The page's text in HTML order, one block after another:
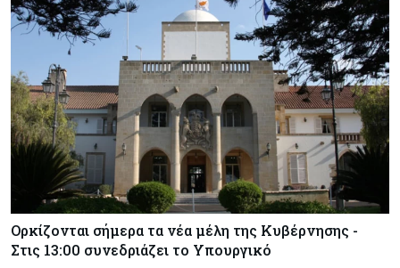
Ορκίζονται σήμερα τα νέα μέλη της Κυβέρνησης -
Στις 13:00 συνεδριάζει το Υπουργικό